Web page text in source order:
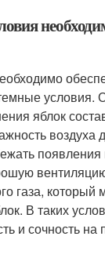
условия.
яблок
воздуха
газа, который
В таких
и сочность на